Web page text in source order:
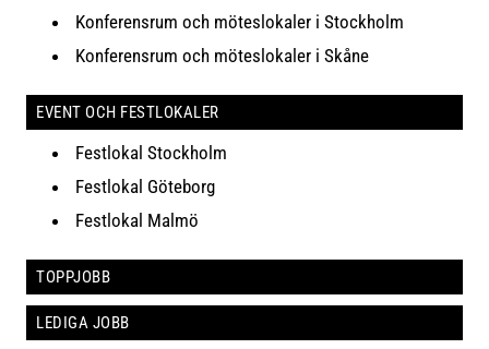
Konferensrum och möteslokaler i Stockholm
Konferensrum och möteslokaler i Skåne
EVENT OCH FESTLOKALER
Festlokal Stockholm
Festlokal Göteborg
Festlokal Malmö
TOPPJOBB
LEDIGA JOBB